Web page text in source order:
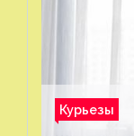
Курьезы